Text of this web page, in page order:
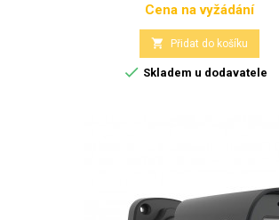
Cena
Cena na vyžádání
 Přidat do košíku
 Skladem u dodavatele